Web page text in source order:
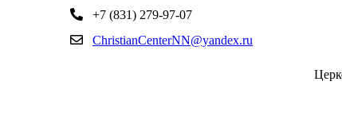
+7 (831) 279-97-07
ChristianCenterNN@yandex.ru